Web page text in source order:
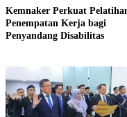
Kemnaker Perkuat
Penempatan Kerja bagi
Penyandang Disabilitas